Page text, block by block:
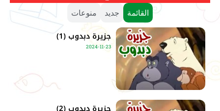
القائمة جديد منوعات
جزيرة دبدوب (1)
2024-11-23